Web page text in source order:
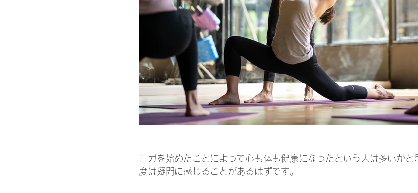
ヨガを始めたことによって心も体も健康になったという人は多いかと
度は疑問に感じることがあるはずです。